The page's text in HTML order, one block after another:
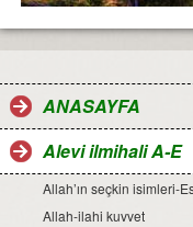
ANASAYFA
Alevi ilmihali A-E
Allah’ın seçkin isimleri-
Allah-ilahi kuvvet